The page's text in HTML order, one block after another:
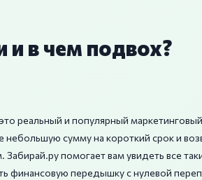
и в чем подвох?
реальный и популярный
сумму на короткий срок и
Забирай.ру помогает вам увидеть все
финансовую передышку с нулевой